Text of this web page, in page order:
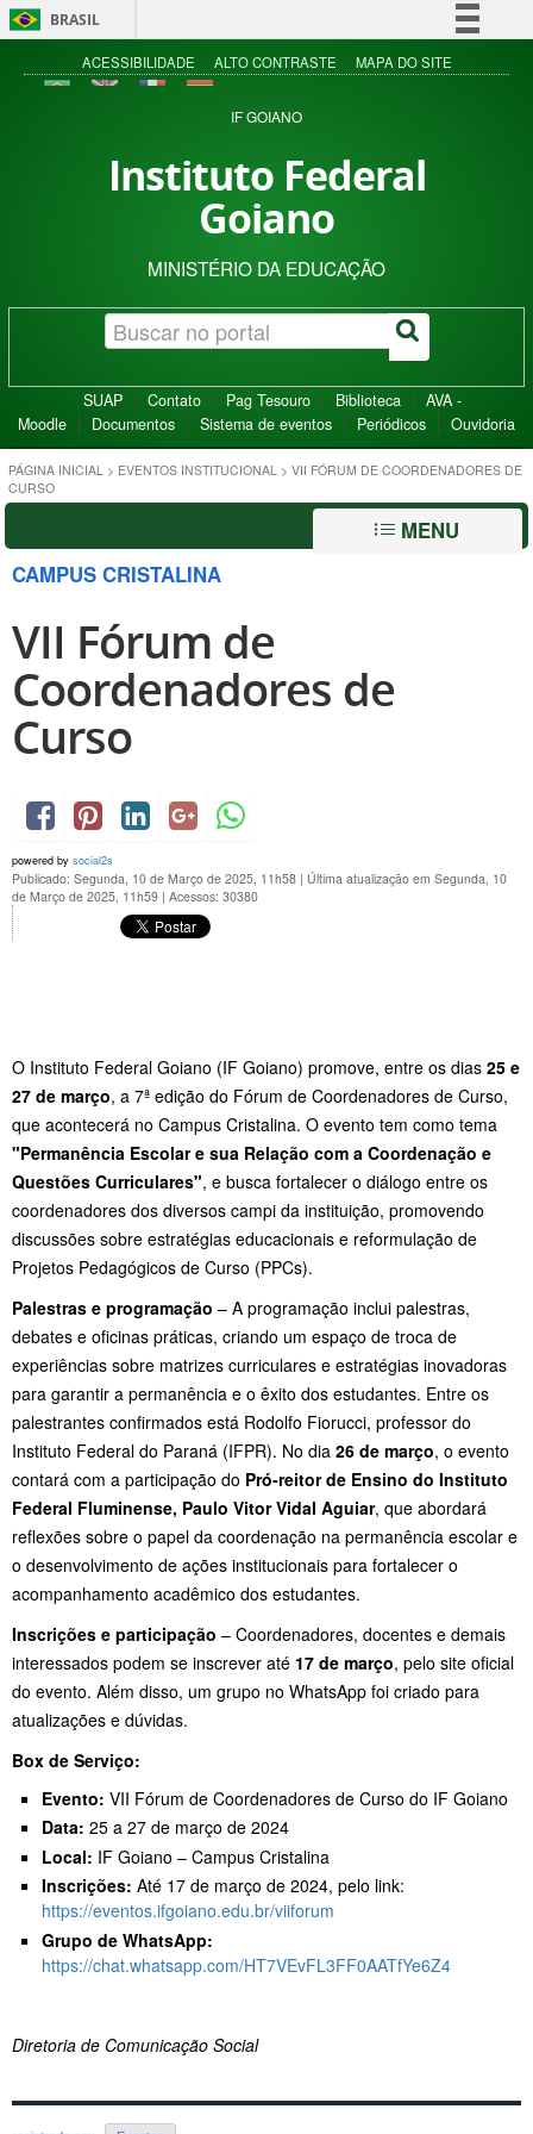
BRASIL
Simplifique!
Acesso à informação
ACESSIBILIDADE ALTO CONTRASTE MAPA DO SITE
IF GOIANO
Instituto Federal
Goiano
MINISTÉRIO DA EDUCAÇÃO
SUAP Contato Pag Tesouro Biblioteca
AVA -
Moodle
Documentos Sistema de eventos Periódicos Ouvidoria
PÁGINA INICIAL > EVENTOS INSTITUCIONAL > VII FÓRUM DE COORDENADORES DE
CURSO
MENU
CAMPUS CRISTALINA
VII Fórum de
Coordenadores de
Curso
powered by social2s
Publicado: Segunda, 10 de Março de 2025, 11h58 | Última atualização em Segunda, 10
de Março de 2025, 11h59 | Acessos: 30380
O Instituto Federal Goiano (IF Goiano) promove, entre os dias 25 e
27 de março, a 7ª edição do Fórum de Coordenadores de Curso,
que acontecerá no Campus Cristalina. O evento tem como tema
"Permanência Escolar e sua Relação com a Coordenação e
Questões Curriculares", e busca fortalecer o diálogo entre os
coordenadores dos diversos campi da instituição, promovendo
discussões sobre estratégias educacionais e reformulação de
Projetos Pedagógicos de Curso (PPCs).
Palestras e programação – A programação inclui palestras,
debates e oficinas práticas, criando um espaço de troca de
experiências sobre matrizes curriculares e estratégias inovadoras
para garantir a permanência e o êxito dos estudantes. Entre os
palestrantes confirmados está Rodolfo Fiorucci, professor do
Instituto Federal do Paraná (IFPR). No dia 26 de março, o evento
contará com a participação do Pró-reitor de Ensino do Instituto
Federal Fluminense, Paulo Vitor Vidal Aguiar, que abordará
reflexões sobre o papel da coordenação na permanência escolar e
o desenvolvimento de ações institucionais para fortalecer o
acompanhamento acadêmico dos estudantes.
Inscrições e participação – Coordenadores, docentes e demais
interessados podem se inscrever até 17 de março, pelo site oficial
do evento. Além disso, um grupo no WhatsApp foi criado para
atualizações e dúvidas.
Box de Serviço:
Evento: VII Fórum de Coordenadores de Curso do IF Goiano
Data: 25 a 27 de março de 2024
Local: IF Goiano – Campus Cristalina
Inscrições: Até 17 de março de 2024, pelo link:
https://eventos.ifgoiano.edu.br/viiforum
Grupo de WhatsApp:
https://chat.whatsapp.com/HT7VEvFL3FF0AATfYe6Z4
Diretoria de Comunicação Social